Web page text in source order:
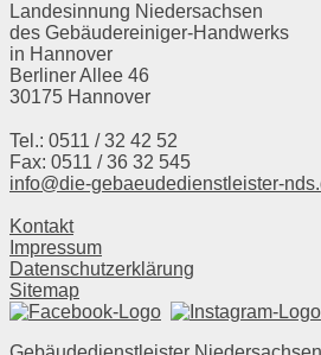
Landesinnung Niedersachsen
des Gebäudereiniger-Handwerks
in Hannover
Berliner Allee 46
30175 Hannover
Tel.: 0511 / 32 42 52
Fax: 0511 / 36 32 545
info@die-gebaeudedienstleister-
Kontakt
Impressum
Datenschutzerklärung
Sitemap